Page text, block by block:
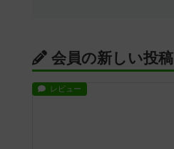
会員の新しい投稿
レビュー